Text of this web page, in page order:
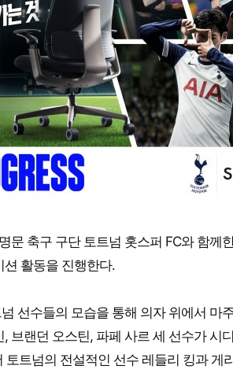
문 축구 구단 토트넘 홋스퍼 FC와 함께
활동을 진행한다.
선수들의 모습을 통해 의자 위에서 마
브랜던 오스틴, 파페 사르 세 선수가 시
트넘의 전설적인 선수 레들리 킹과 게